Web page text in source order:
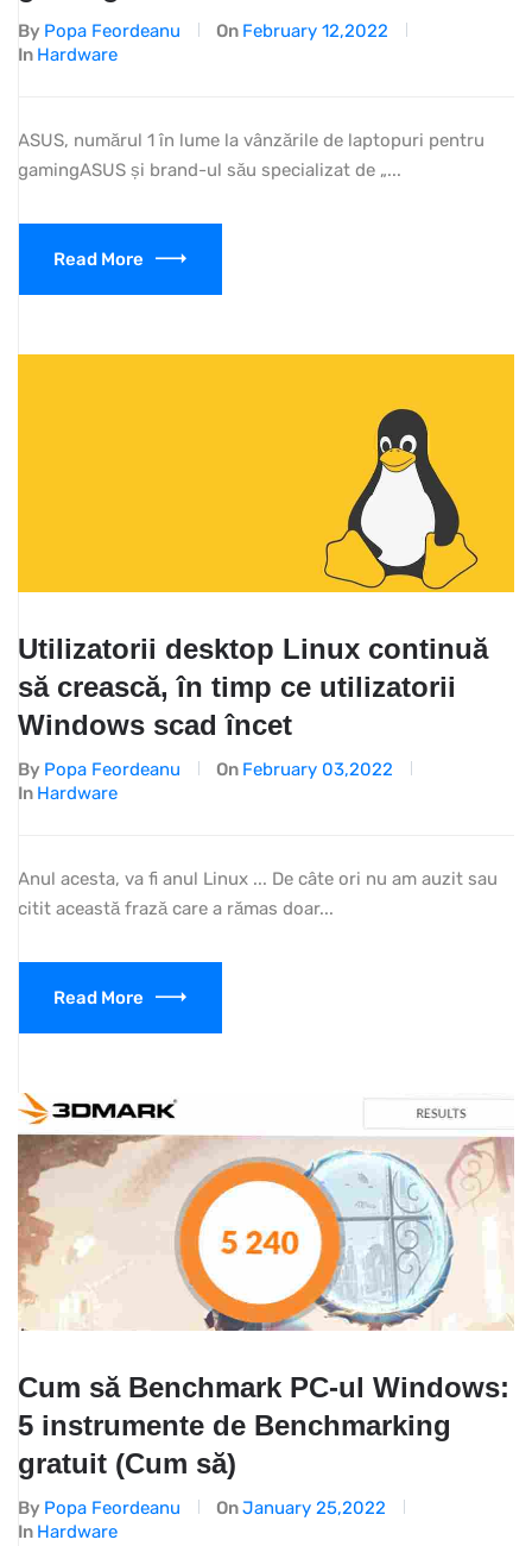
By Popa Feordeanu On February 12,2022
In Hardware
ASUS, numărul 1 în lume la vânzările de laptopuri pentru
gamingASUS și brand-ul său specializat de „...
Read More
Utilizatorii desktop Linux continuă
să crească, în timp ce utilizatorii
Windows scad încet
By Popa Feordeanu On February 03,2022
In Hardware
Anul acesta, va fi anul Linux ... De câte ori nu am auzit sau
citit această frază care a rămas doar...
Read More
Cum să Benchmark PC-ul Windows:
5 instrumente de Benchmarking
gratuit (Cum să)
By Popa Feordeanu OnJanuary 25,2022
In Hardware